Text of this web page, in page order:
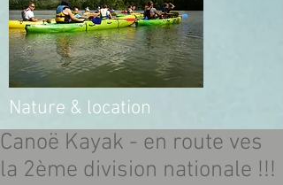
Nature & location
Canoë Kayak - en route ves
la 2ème division nationale !!!